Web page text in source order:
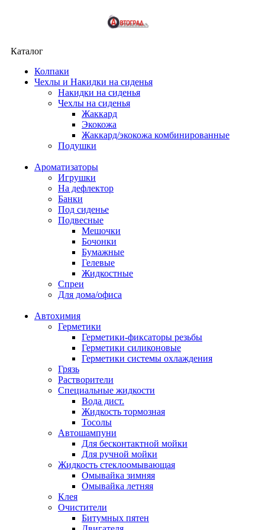
Каталог
Колпаки
Чехлы и Накидки на сиденья
Накидки на сиденья
Чехлы на сиденья
Жаккард
Экокожа
Жаккард/экокожа комбинированные
Подушки
Ароматизаторы
Игрушки
На дефлектор
Банки
Под сиденье
Подвесные
Мешочки
Бочонки
Бумажные
Гелевые
Жидкостные
Спреи
Для дома/офиса
Автохимия
Герметики
Герметики-фиксаторы резьбы
Герметики силиконовые
Герметики системы охлаждения
Грязь
Растворители
Специальные жидкости
Вода дист.
Жидкость тормозная
Тосолы
Автошампуни
Для бесконтактной мойки
Для ручной мойки
Жидкость стеклоомывающая
Омывайка зимняя
Омывайка летняя
Клея
Очистители
Битумных пятен